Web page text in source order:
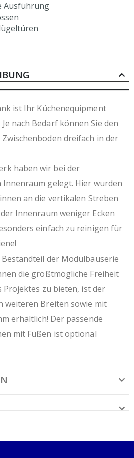
Ausführung
Einlegeboden
Edelstahl
hohe Flexibilität in der
Innenraum
Sockelrahmen aus Edelstahl
Produktion durch Verzicht auf
ist Ihr Küchenequipment
nach Bedarf können Sie den
dreifach in der
haben wir bei der
gelegt. Hier wurden
an die vertikalen Streben
Innenraum weniger Ecken
einfach zu reinigen für
der Modulbauserie
die größtmögliche Freiheit
Projektes zu bieten, ist der
weiteren Breiten sowie mit
erhältlich! Der passende
mit Füßen ist optional